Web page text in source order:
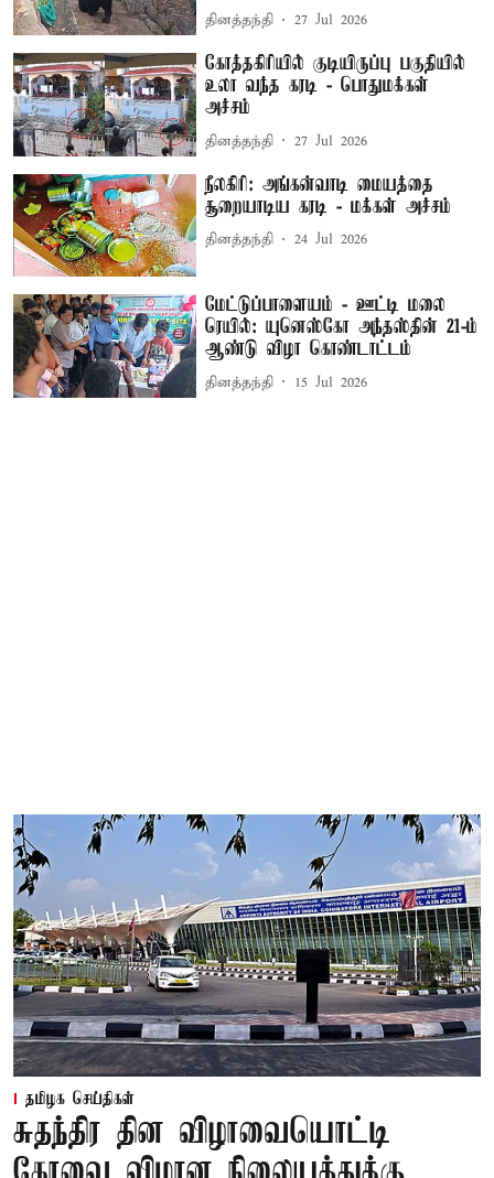
தினத்தந்தி 27 Jul 2026
கோத்தகிரியில் குடியிருப்பு பகுதியில்
உலா வந்த கரடி - பொதுமக்கள்
அச்சம்
தினத்தந்தி 27 Jul 2026
நீலகிரி: அங்கன்வாடி மையத்தை
சூறையாடிய கரடி - மக்கள் அச்சம்
தினத்தந்தி 24 Jul 2026
மேட்டுப்பாளையம் - ஊட்டி மலை
ரெயில்: யுனெஸ்கோ அந்தஸ்தின் 21-ம்
ஆண்டு விழா கொண்டாட்டம்
தினத்தந்தி 15 Jul 2026
தமிழக செய்திகள்
சுதந்திர தின விழாவையொட்டி